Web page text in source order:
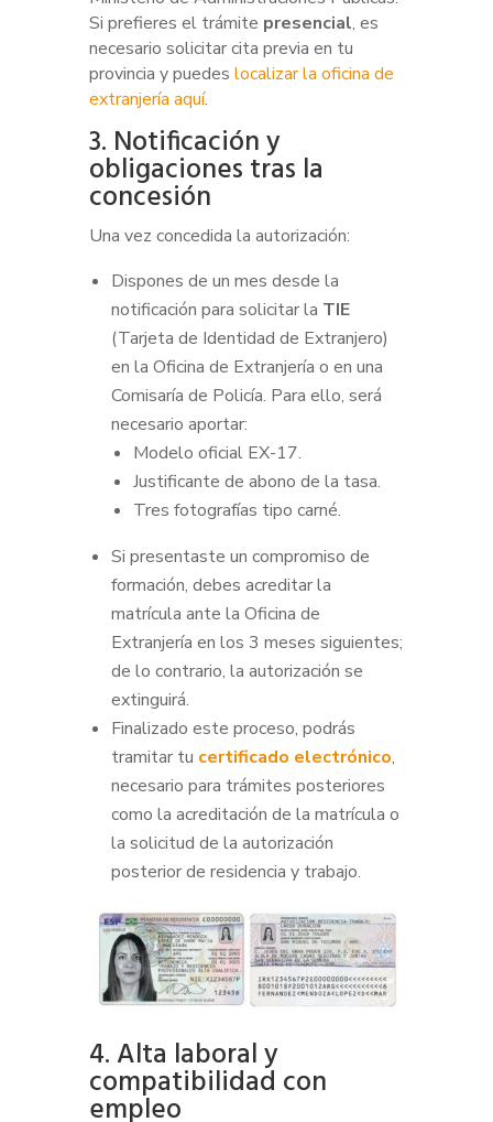
Si prefieres el trámite presencial, es
necesario solicitar cita previa en tu
provincia y puedes localizar la oficina de
extranjería aquí.
3. Notificación y
obligaciones tras la
concesión
Una vez concedida la autorización:
Dispones de un mes desde la
notificación para solicitar la TIE
(Tarjeta de Identidad de Extranjero)
en la Oficina de Extranjería o en una
Comisaría de Policía. Para ello, será
necesario aportar:
Modelo oficial EX-17.
Justificante de abono de la tasa.
Tres fotografías tipo carné.
Si presentaste un compromiso de
formación, debes acreditar la
matrícula ante la Oficina de
Extranjería en los 3 meses siguientes;
de lo contrario, la autorización se
extinguirá.
Finalizado este proceso, podrás
tramitar tu certificado electrónico,
necesario para trámites posteriores
como la acreditación de la matrícula o
la solicitud de la autorización
posterior de residencia y trabajo.
4. Alta laboral y
compatibilidad con
empleo